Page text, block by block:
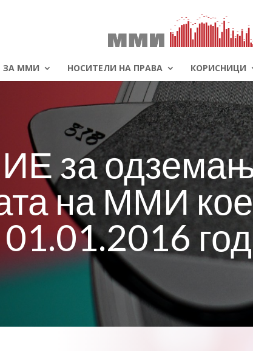
ЗА ММИ НОСИТЕЛИ НА ПРАВА КОРИСНИЦИ
за
на ММИ кое